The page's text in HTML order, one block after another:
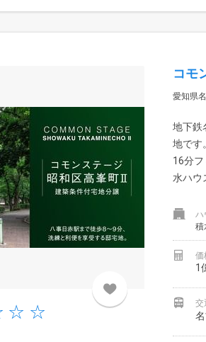
コモ
愛知県
地下鉄
地です
16分
水ハウ
ハ
積
価
1
交